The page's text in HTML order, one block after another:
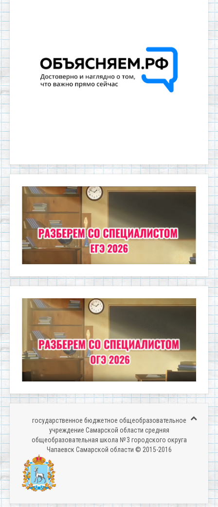
государственное бюджетное общеобразовательное
учреждение Самарской области средняя
общеобразовательная школа № 3 городского округа
Чапаевск Самарской области © 2015-2016